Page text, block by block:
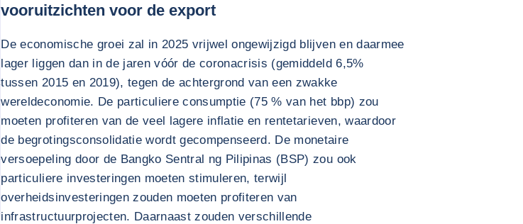
vooruitzichten voor de export
De economische groei zal in 2025 vrijwel ongewijzigd blijven en daarmee
lager liggen dan in de jaren vóór de coronacrisis (gemiddeld 6,5%
tussen 2015 en 2019), tegen de achtergrond van een zwakke
wereldeconomie. De particuliere consumptie (75 % van het bbp) zou
moeten profiteren van de veel lagere inflatie en rentetarieven, waardoor
de begrotingsconsolidatie wordt gecompenseerd. De monetaire
versoepeling door de Bangko Sentral ng Pilipinas (BSP) zou ook
particuliere investeringen moeten stimuleren, terwijl
overheidsinvesteringen zouden moeten profiteren van
infrastructuurprojecten. Daarnaast zouden verschillende